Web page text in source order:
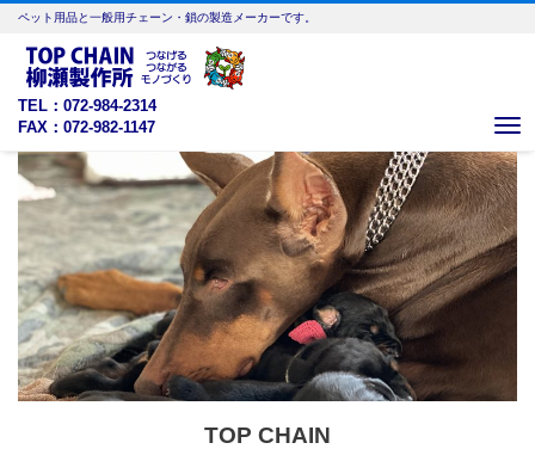
ペット用品と一般用チェーン・鎖の製造メーカーです。
TEL：072-984-2314
FAX：072-982-1147
TOP CHAIN